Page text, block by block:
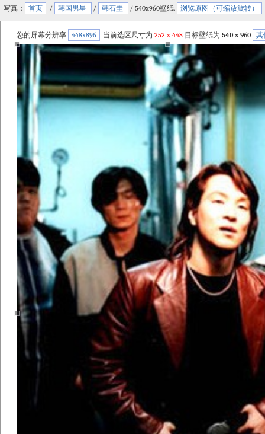
写真： 首页 / 韩国男星 / 韩石圭 / 540x960壁纸. 浏览原图（可缩放旋转）
您的屏幕分辨率 448x896 当前选区尺寸为 252 x 448 目标壁纸为 540 x 960 其